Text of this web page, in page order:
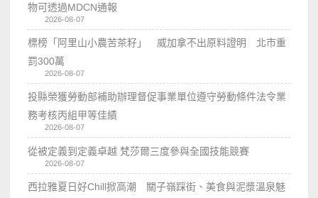
物可透過MDCN通報
2026-08-07
標榜「阿里山小農苦茶籽」 威加拿不出原料證明 北市重
罰300萬
2026-08-07
投縣榮獲勞動部補助辦理督促事業單位遵守勞動條件法令業
務考核丙組甲等佳績
2026-08-07
從被定義到定義卓越 梵莎爾三度參與全國技能競賽
2026-08-07
西拉雅夏日好Chill掀高潮 關子嶺踩街、美食與泥漿溫泉魅